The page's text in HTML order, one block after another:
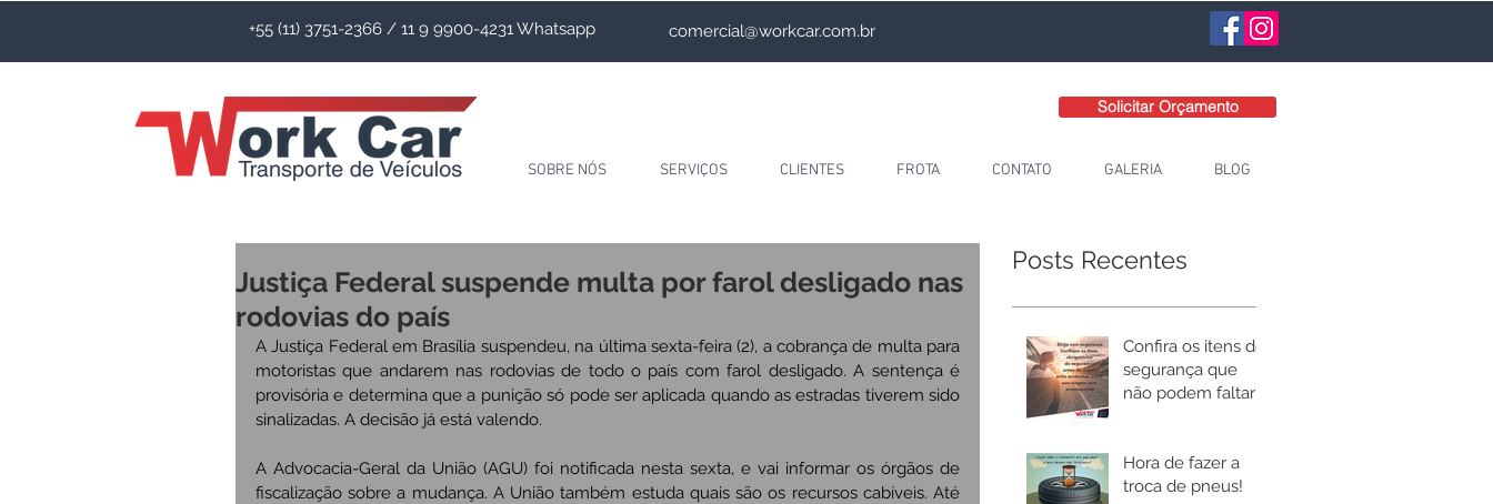
+55 (11) 3751-2366 / 11 9 9900-4231 Whatsapp comercial@workcar.com.br
SOBRE NÓS SERVIÇOS CLIENTES FROTA CONTATO GALERIA BLOG
Solicitar Orçamento
Justiça Federal suspende multa por farol desligado nas
rodovias do país
A Justiça Federal em Brasília suspendeu, na última sexta-feira (2), a cobrança de multa para
motoristas que andarem nas rodovias de todo o país com farol desligado. A sentença é
provisória e determina que a punição só pode ser aplicada quando as estradas tiverem sido
sinalizadas. A decisão já está valendo.
A Advocacia-Geral da União (AGU) foi notificada nesta sexta, e vai informar os órgãos de
fiscalização sobre a mudança. A União também estuda quais são os recursos cabíveis. Até
Posts Recentes
Confira os itens de
segurança que
não podem faltar
Hora de fazer a
troca de pneus!